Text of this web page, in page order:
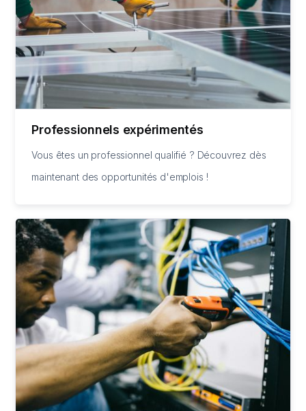
Professionnels expérimentés
Vous êtes un professionnel qualifié ? Découvrez dès
maintenant des opportunités d'emplois !